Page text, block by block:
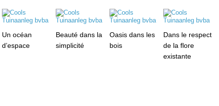
Un océan
d’espace
Beauté dans la
simplicité
Oasis dans les
bois
Dans le respect
de la flore
existante